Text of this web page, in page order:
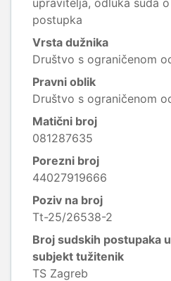
upravitelja, odluka suda
postupka
Vrsta dužnika
Društvo s ograničenom
Pravni oblik
Društvo s ograničenom
Matični broj
081287635
Porezni broj
44027919666
Poziv na broj
Tt-25/26538-2
Broj sudskih postupaka
subjekt tužitenik
TS Zagreb